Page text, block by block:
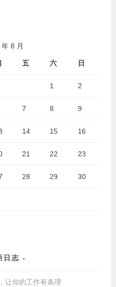
8 月
五 六 日
1 2
7 8 9
14 15 16
21 22 23
28 29 30
日志
让你的工作有条理